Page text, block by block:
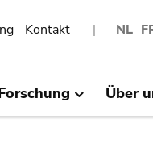
NL
Kontakt
Über